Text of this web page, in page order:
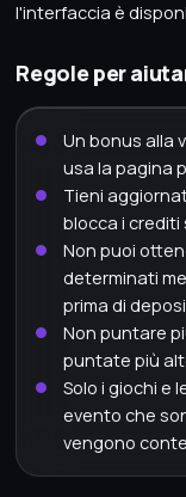
l'interfaccia è
Regole per
Un bonus alla
usa la pagina
Tieni
blocca i crediti
Non puoi
determinati
prima di
Non puntare
puntate più
Solo i giochi e
evento che
vengono